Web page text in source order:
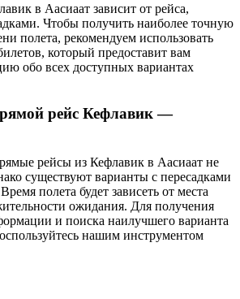
в Аасиаат зависит от рейса,
Чтобы получить наиболее точную
полета, рекомендуем использовать
который предоставит вам
обо всех доступных вариантах
рейс Кефлавик —
рейсы из Кефлавик в Аасиаат не
существуют варианты с пересадками
полета будет зависеть от места
ожидания. Для получения
и поиска наилучшего варианта
нашим инструментом